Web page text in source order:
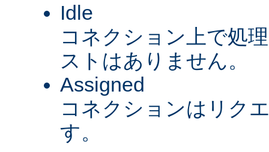
Idle
コネクション上で処
ストはありません。
Assigned
コネクションはリク
す。